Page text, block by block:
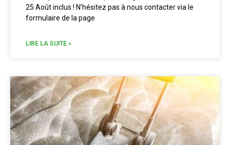
25 Août inclus ! N’hésitez pas à nous contacter via le
formulaire de la page
LIRE LA SUITE »